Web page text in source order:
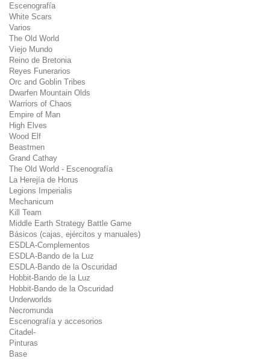
Escenografía
White Scars
Varios
The Old World
Viejo Mundo
Reino de Bretonia
Reyes Funerarios
Orc and Goblin Tribes
Dwarfen Mountain Olds
Warriors of Chaos
Empire of Man
High Elves
Wood Elf
Beastmen
Grand Cathay
The Old World - Escenografía
La Herejía de Horus
Legions Imperialis
Mechanicum
Kill Team
Middle Earth Strategy Battle Game
Básicos (cajas, ejércitos y manuales)
ESDLA-Complementos
ESDLA-Bando de la Luz
ESDLA-Bando de la Oscuridad
Hobbit-Bando de la Luz
Hobbit-Bando de la Oscuridad
Underworlds
Necromunda
Escenografía y accesorios
Citadel-
Pinturas
Base